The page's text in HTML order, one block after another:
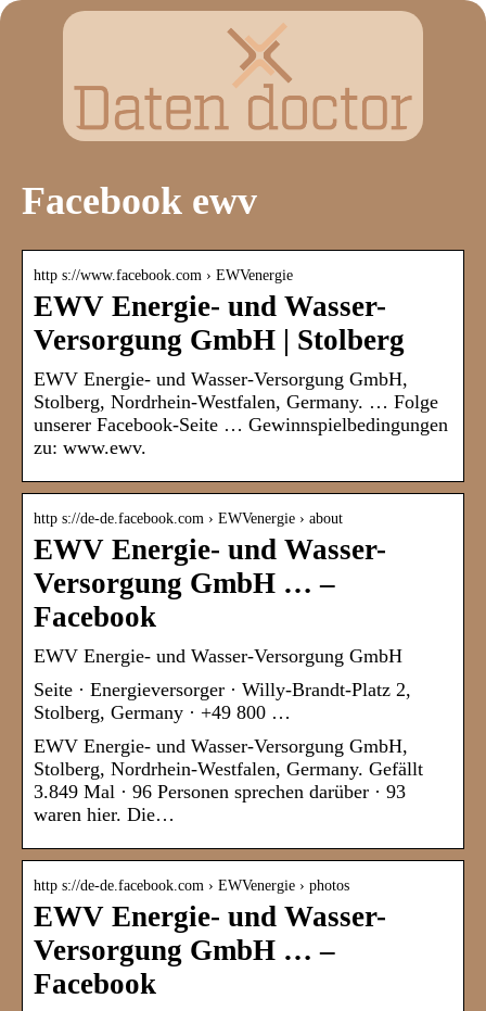
Facebook ewv
http s://www.facebook.com › EWVenergie
EWV Energie- und Wasser-
Versorgung GmbH | Stolberg
EWV Energie- und Wasser-Versorgung GmbH,
Stolberg, Nordrhein-Westfalen, Germany. … Folge
unserer Facebook-Seite … Gewinnspielbedingungen
zu: www.ewv.
http s://de-de.facebook.com › EWVenergie › about
EWV Energie- und Wasser-
Versorgung GmbH … –
Facebook
EWV Energie- und Wasser-Versorgung GmbH
Seite · Energieversorger · Willy-Brandt-Platz 2,
Stolberg, Germany · +49 800 …
EWV Energie- und Wasser-Versorgung GmbH,
Stolberg, Nordrhein-Westfalen, Germany. Gefällt
3.849 Mal · 96 Personen sprechen darüber · 93
waren hier. Die…
http s://de-de.facebook.com › EWVenergie › photos
EWV Energie- und Wasser-
Versorgung GmbH … –
Facebook